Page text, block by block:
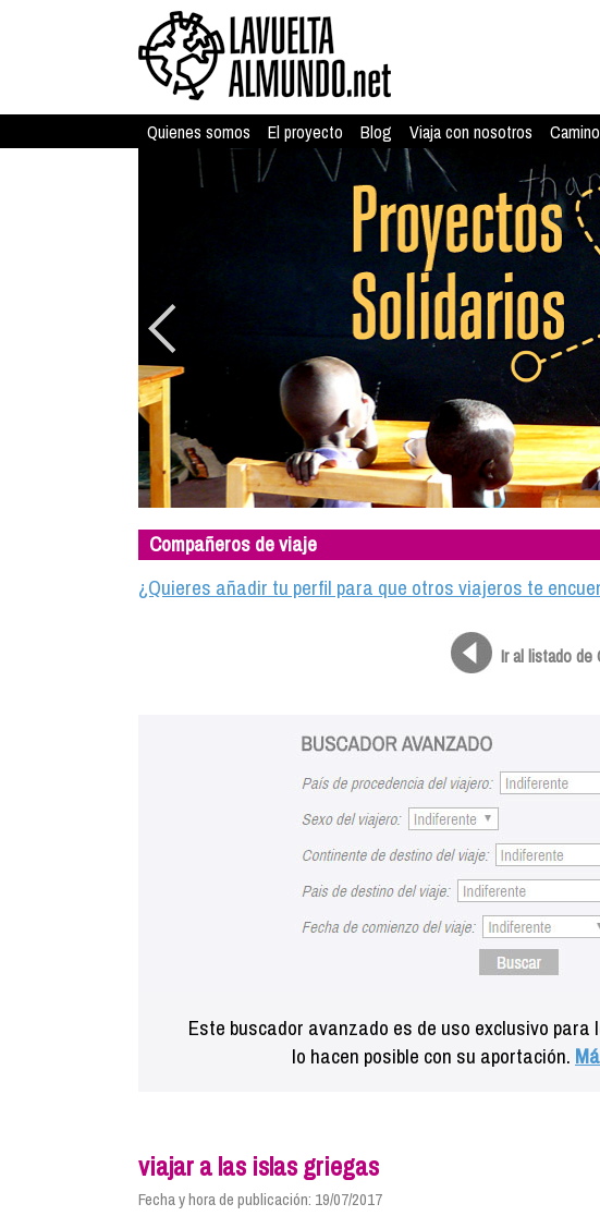
Quienes somos El proyecto Blog Viaja con nosotros
Compañeros de viaje
¿Quieres añadir tu perfil para que otros viajeros te
Ir al listado de
Este buscador avanzado es de uso exclusivo
lo hacen posible con su aportación.
viajar a las islas griegas
Fecha y hora de publicación: 19/07/2017